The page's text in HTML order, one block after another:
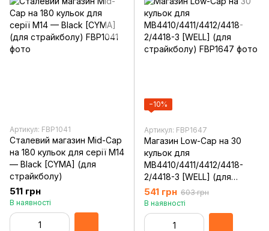
Артикул: FBP1041
Сталевий магазин Mid-Cap
на 180 кульок для серії M14
— Black [CYMA] (для
страйкболу)
511 грн
В наявності
−10%
Артикул: FBP1647
Магазин Low-Cap на 30
кульок для
MB4410/4411/4412/4418-
2/4418-3 [WELL] (для
страйкболу)
541 грн 603 грн
В наявності